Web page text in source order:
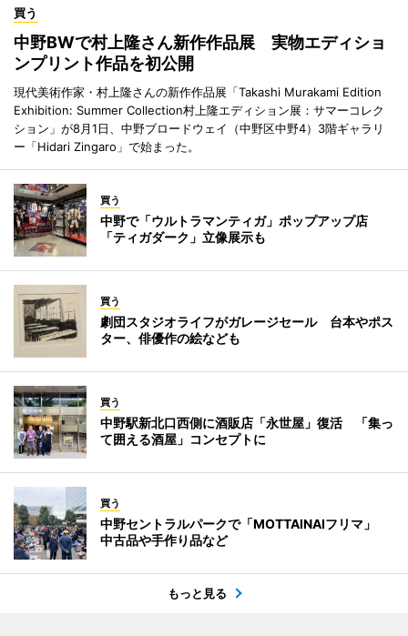
買う
中野BWで村上隆さん新作作品展 実物エディショ
ンプリント作品を初公開
現代美術作家・村上隆さんの新作作品展「Takashi Murakami Edition
Exhibition: Summer Collection村上隆エディション展：サマーコレク
ション」が8月1日、中野ブロードウェイ（中野区中野4）3階ギャラリ
ー「Hidari Zingaro」で始まった。
買う
中野で「ウルトラマンティガ」ポップアップ店
「ティガダーク」立像展示も
買う
劇団スタジオライフがガレージセール 台本やポス
ター、俳優作の絵なども
買う
中野駅新北口西側に酒販店「永世屋」復活 「集っ
て囲える酒屋」コンセプトに
買う
中野セントラルパークで「MOTTAINAIフリマ」
中古品や手作り品など
もっと見る